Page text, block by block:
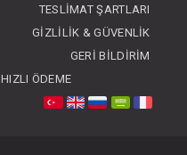
TESLIMAT ŞARTLARI
GIZLILIK & GÜVENLIK
GERI BILDIRIM
HIZLI ÖDEME